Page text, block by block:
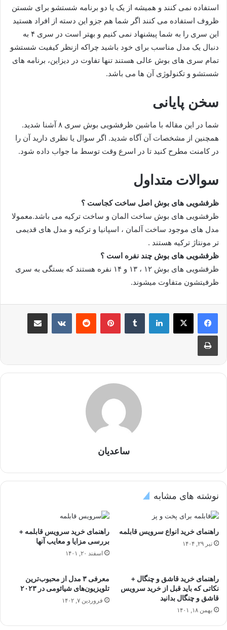
استفاده نمی کنند و همیشه از یک یا دو برنامه شستشو برای شستن
ظروف استفاده می کنند اگر شما هم جزو این دسته از افراد هستید
این سری را به شما پیشنهاد نمی کنیم و بهتر است در سری ۴ به
دنبال یک مدل مناسب برای خود باشید چراکه ازنظر کیفیت شستشو
تمام سری های بوش عالی هستند تنها تفاوت در دیزاین، برنامه های
شستشو و تکنولوژی آن ها می باشد.
سخن پایانی
شما در این مقاله با ماشین‌ ظرفشویی بوش سری ۸ آشنا شدید.
همچنین از مشخصات آن آگاه شدید. اگر سوال یا نظری دارید آن را
در کامنت مطرح کنید تا در اسرع وقت توسط ما جواب داده شود.
سوالات متداول
ظرفشویی های بوش اصل ساخت کجاست ؟
ظرفشویی های بوش ساخت المان و ساخت ترکیه می باشد.معمولا
مدل های موجود ساخت آلمان ، اسپانیا و ترکیه و مدل های قدیمی
تر مونتاژ ترکیه هستند .
ظرفشویی های بوش چند نفره است ؟
ظرفشویی های بوش ۱۲ ، ۱۳ و ۱۴ نفره هستند که بستگی به سری
ظرفیتشون متفاوت میشوند.
لینکدین ‫تامبلر ‫پین‌ترست‫رددیت ‫VKontakteاشتراک گذاری از طریق ایمیل
چاپ
ساعدیان
نوشته های مشابه
راهنمای خرید انواع سرویس قابلمه
تیر ۲۹, ۱۴۰۴
راهنمای خرید سرویس قابلمه +
بررسی مزایا و معایب آنها
اسفند ۲۰, ۱۴۰۱
راهنمای خرید قاشق و چنگال +
نکاتی که باید قبل از خرید سرویس
قاشق و چنگال بدانید
بهمن ۱۸, ۱۴۰۱
معرفی ۳ مدل از محبوب‌ترین
تلویزیون‌های شیائومی در ۲۰۲۳
فروردین ۷, ۱۴۰۲